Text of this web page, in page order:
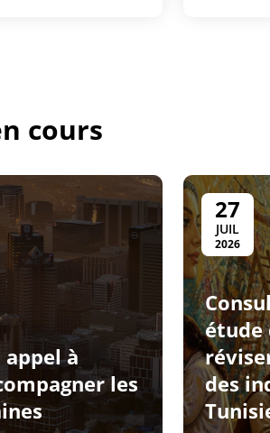
cours
appel à
les
27
JUIL
2026
étude
des